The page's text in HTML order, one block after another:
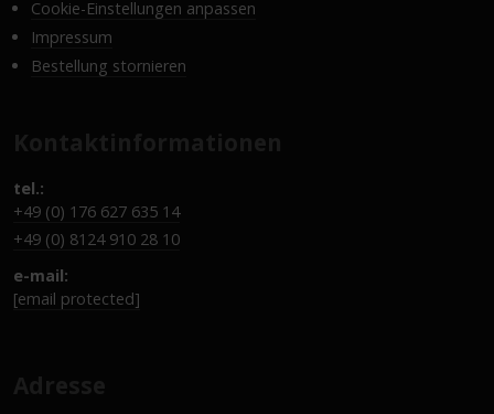
Cookie-Einstellungen anpassen
Impressum
Bestellung stornieren
tel.:
+49 (0) 176 627 635 14
+49 (0) 8124 910 28 10
e-mail:
[email protected]